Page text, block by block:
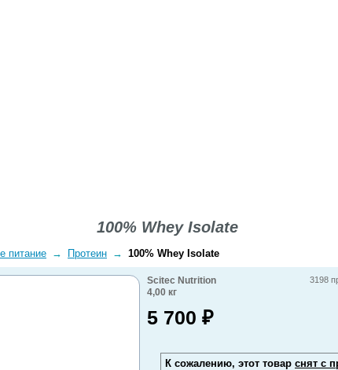
100% Whey Isolate
питание → Протеин → 100% Whey Isolate
3198
Scitec Nutrition
4,00 кг
5 700 ₽
К сожалению, этот товар снят с